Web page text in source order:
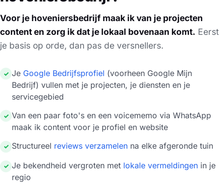
Voor je hoveniersbedrijf maak ik van je projecten
content en zorg ik dat je lokaal bovenaan komt. Eerst
je basis op orde, dan pas de versnellers.
✓ Je Google Bedrijfsprofiel (voorheen Google Mijn
Bedrijf) vullen met je projecten, je diensten en je
servicegebied
✓ Van een paar foto's en een voicememo via WhatsApp
maak ik content voor je profiel en website
✓ Structureel reviews verzamelen na elke afgeronde tuin
✓ Je bekendheid vergroten met lokale vermeldingen in je
regio